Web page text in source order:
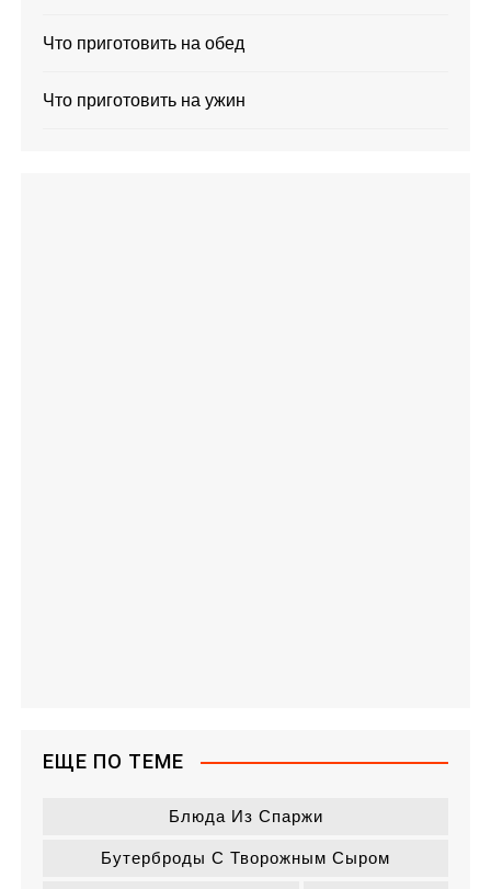
Что приготовить на обед
Что приготовить на ужин
ЕЩЕ ПО ТЕМЕ
Блюда Из Спаржи
Бутерброды С Творожным Сыром